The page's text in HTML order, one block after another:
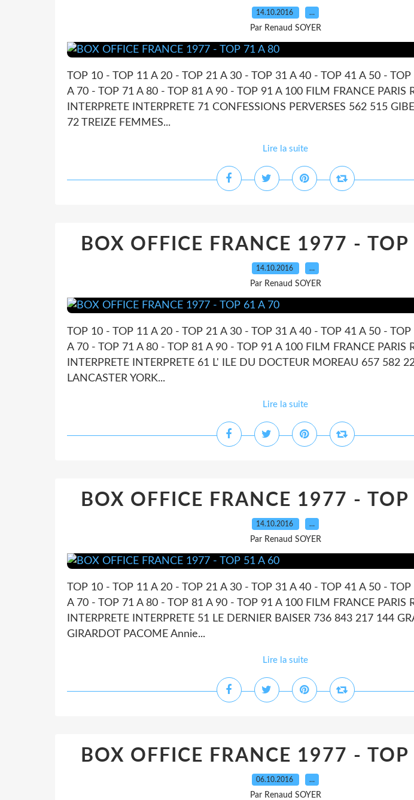
14.10.2016 …
Par Renaud SOYER
TOP 10 - TOP 11 A 20 - TOP 21 A 30 - TOP 31 A 40 - TOP 41 A 50 -
A 70 - TOP 71 A 80 - TOP 81 A 90 - TOP 91 A 100 FILM FRANCE PARIS
INTERPRETE INTERPRETE 71 CONFESSIONS PERVERSES 562 515
72 TREIZE FEMMES...
Lire la suite
BOX OFFICE FRANCE 1977 -
14.10.2016 …
Par Renaud SOYER
TOP 10 - TOP 11 A 20 - TOP 21 A 30 - TOP 31 A 40 - TOP 41 A 50 -
A 70 - TOP 71 A 80 - TOP 81 A 90 - TOP 91 A 100 FILM FRANCE PARIS
INTERPRETE INTERPRETE 61 L' ILE DU DOCTEUR MOREAU 657 582
LANCASTER YORK...
Lire la suite
BOX OFFICE FRANCE 1977 -
14.10.2016 …
Par Renaud SOYER
TOP 10 - TOP 11 A 20 - TOP 21 A 30 - TOP 31 A 40 - TOP 41 A 50 -
A 70 - TOP 71 A 80 - TOP 81 A 90 - TOP 91 A 100 FILM FRANCE PARIS
INTERPRETE INTERPRETE 51 LE DERNIER BAISER 736 843 217 144
GIRARDOT PACOME Annie...
Lire la suite
BOX OFFICE FRANCE 1977 -
06.10.2016 …
Par Renaud SOYER